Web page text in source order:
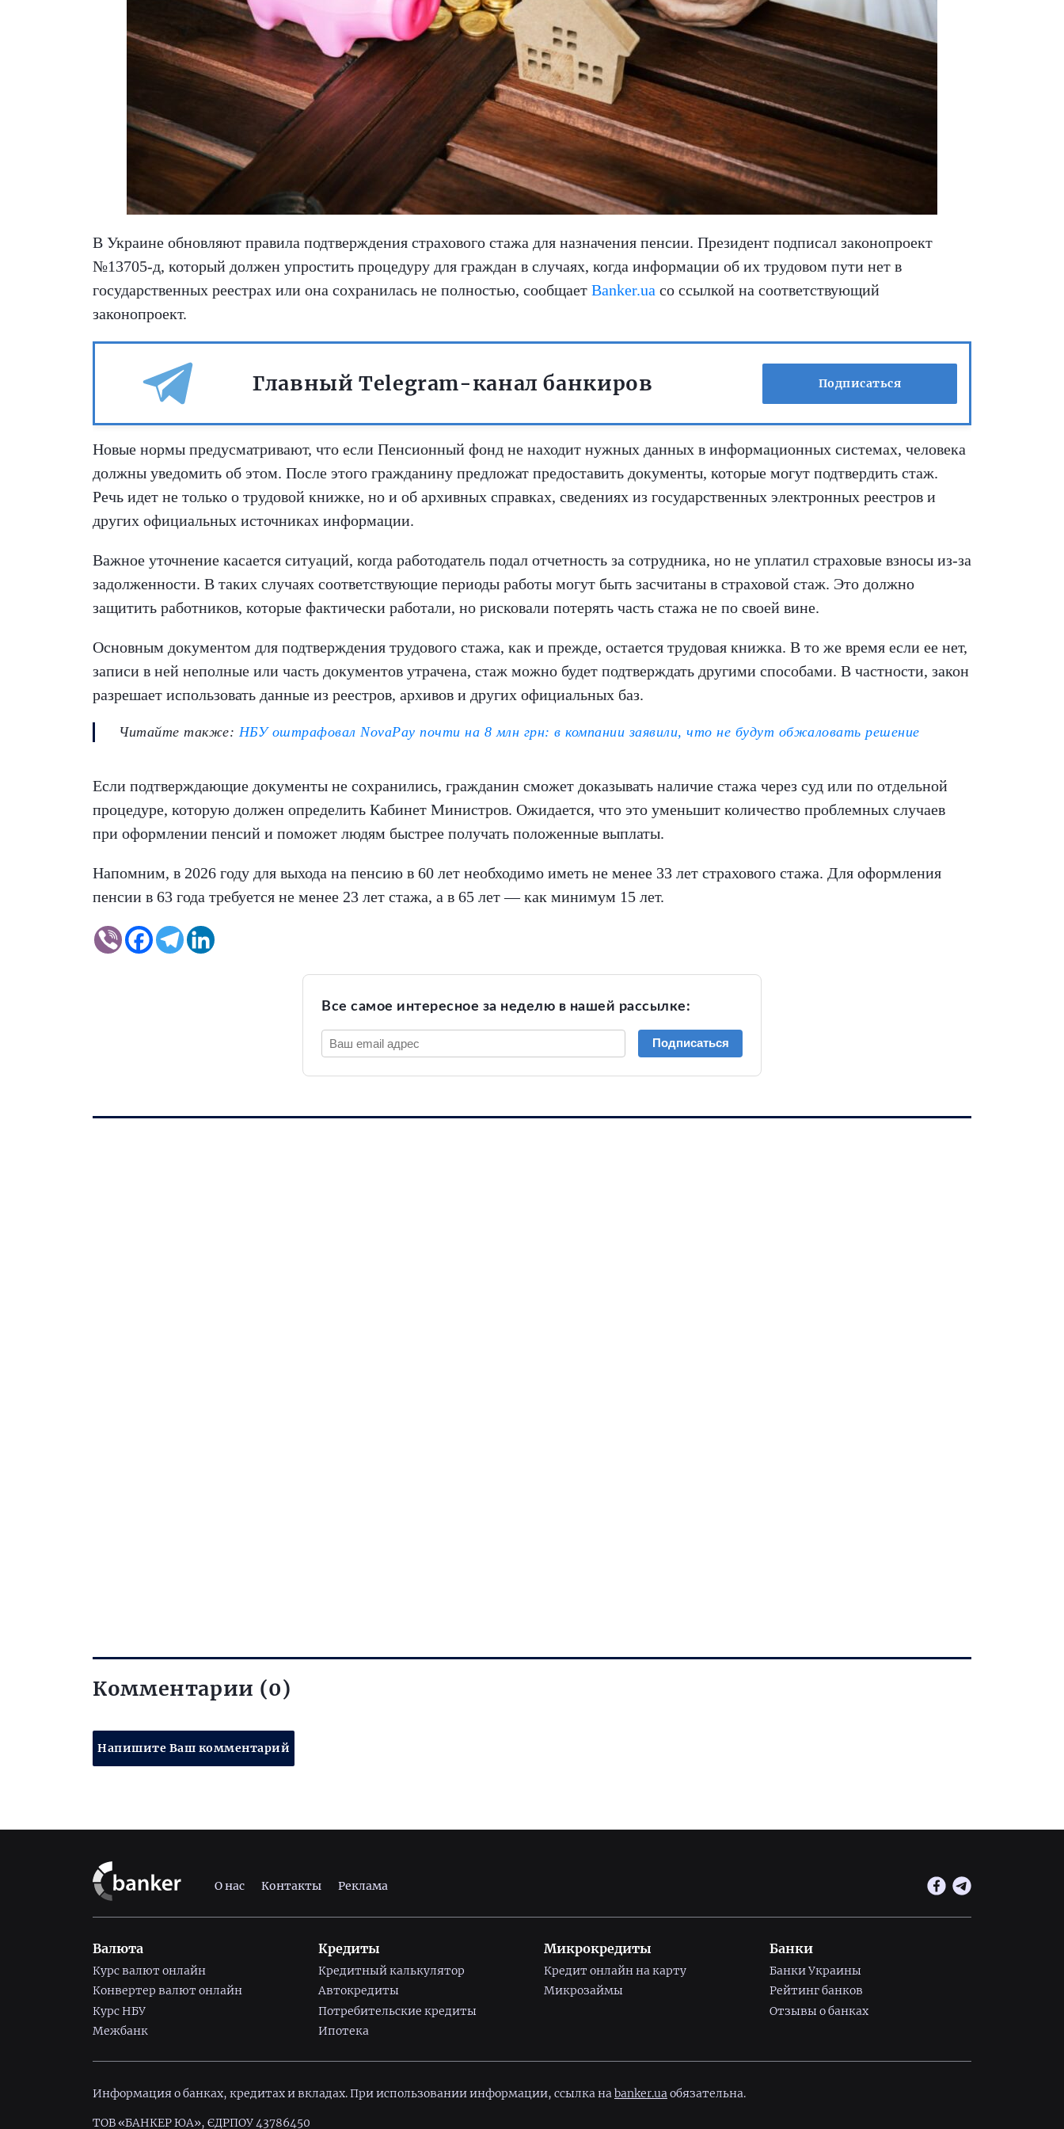
В Украине обновляют правила подтверждения страхового стажа для назначения пенсии. Президент подписал законопроект
№13705-д, который должен упростить процедуру для граждан в случаях, когда информации об их трудовом пути нет в
государственных реестрах или она сохранилась не полностью, сообщает Banker.ua со ссылкой на соответствующий
законопроект.
Главный Telegram-канал банкиров Подписаться
Новые нормы предусматривают, что если Пенсионный фонд не находит нужных данных в информационных системах, человека
должны уведомить об этом. После этого гражданину предложат предоставить документы, которые могут подтвердить стаж.
Речь идет не только о трудовой книжке, но и об архивных справках, сведениях из государственных электронных реестров и
других официальных источниках информации.
Важное уточнение касается ситуаций, когда работодатель подал отчетность за сотрудника, но не уплатил страховые взносы из-за
задолженности. В таких случаях соответствующие периоды работы могут быть засчитаны в страховой стаж. Это должно
защитить работников, которые фактически работали, но рисковали потерять часть стажа не по своей вине.
Основным документом для подтверждения трудового стажа, как и прежде, остается трудовая книжка. В то же время если ее нет,
записи в ней неполные или часть документов утрачена, стаж можно будет подтверждать другими способами. В частности, закон
разрешает использовать данные из реестров, архивов и других официальных баз.
Читайте также: НБУ оштрафовал NovaPay почти на 8 млн грн: в компании заявили, что не будут обжаловать решение
Если подтверждающие документы не сохранились, гражданин сможет доказывать наличие стажа через суд или по отдельной
процедуре, которую должен определить Кабинет Министров. Ожидается, что это уменьшит количество проблемных случаев
при оформлении пенсий и поможет людям быстрее получать положенные выплаты.
Напомним, в 2026 году для выхода на пенсию в 60 лет необходимо иметь не менее 33 лет страхового стажа. Для оформления
пенсии в 63 года требуется не менее 23 лет стажа, а в 65 лет — как минимум 15 лет.
Все самое интересное за неделю в нашей рассылке:
Подписаться
Комментарии (0)
Напишите Ваш комментарий
О нас Контакты Реклама
Валюта
Курс валют онлайн
Конвертер валют онлайн
Курс НБУ
Межбанк
Кредиты
Кредитный калькулятор
Автокредиты
Потребительские кредиты
Ипотека
Микрокредиты
Кредит онлайн на карту
Микрозаймы
Банки
Банки Украины
Рейтинг банков
Отзывы о банках
Информация о банках, кредитах и вкладах. При использовании информации, ссылка наbanker.uaобязательна.
ТОВ «БАНКЕР ЮА», ЄДРПОУ 43786450